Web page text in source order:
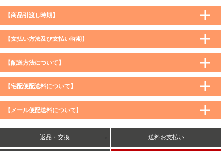
【商品引渡し時期】
【支払い方法及び支払い時期】
【配送方法について】
【宅配便配送料について】
購入価格 ／ 地域 通常 沖縄・離島など一部地域
5,900円（税込）未満
590円（税込）
【メール便配送料について】
返品・交換 送料お支払い